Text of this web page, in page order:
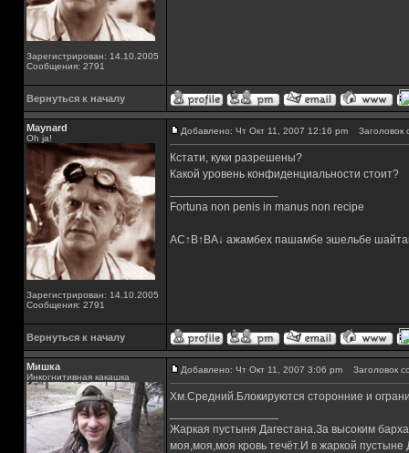
Зарегистрирован: 14.10.2005
Сообщения: 2791
Вернуться к началу
Maynard
Oh ja!
Зарегистрирован: 14.10.2005
Сообщения: 2791
Добавлено: Чт Окт 11, 2007 12:16 pm Заголовок
Кстати, куки разрешены?
Какой уровень конфиденциальности стоит?
Fortuna non penis in manus non recipe
AC↑B↑BA↓ ажамбех пашамбе эшельбе
Вернуться к началу
Мишка
Инкогнитивная какашка
Добавлено: Чт Окт 11, 2007 3:06 pm Заголовок
Хм.Средний.Блокируются сторонние и
Жаркая пустыня Дагестана.За высоким
моя,моя,моя кровь течёт.И в жаркой